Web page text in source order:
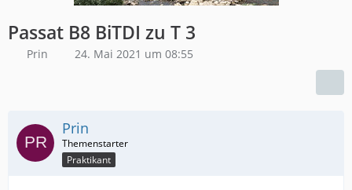
Passat B8 BiTDI zu T 3
Prin 24. Mai 2021 um 08:55
Prin
Praktikant